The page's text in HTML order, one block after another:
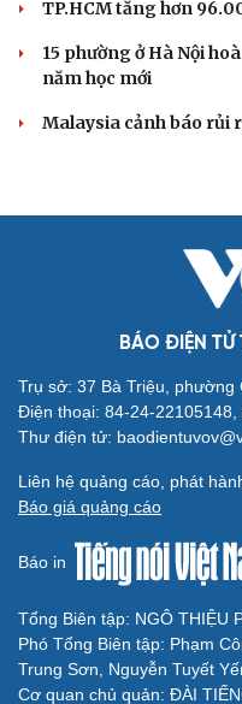
TP.HCM tăng hơn
15 phường ở Hà Nội
năm học mới
Malaysia cảnh báo rủi
BÁO ĐIỆN TỬ
Trụ sở: 37 Bà Triệu, phường
Điện thoại: 84-24-22105148,
Thư điện tử:
Liên hệ quảng cáo, phát
Báo giá quảng cáo
Báo in
Tổng Biên tập: NGÔ THIỆU
Phó Tổng Biên tập: Phạm
Trung Sơn, Nguyễn Tuyết
Cơ quan chủ quản: ĐÀI